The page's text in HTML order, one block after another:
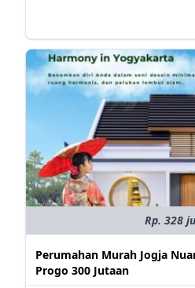
Rp. 328
Perumahan Murah Jogja
Progo 300 Jutaan